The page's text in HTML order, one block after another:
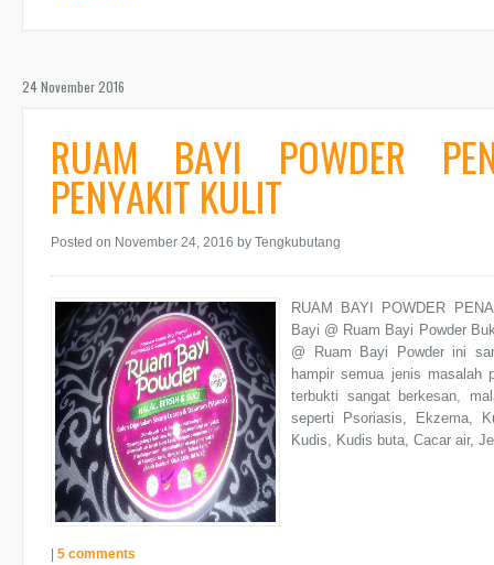
24 November 2016
RUAM BAYI POWDER
PENYAKIT KULIT
Posted on November 24, 2016 by Tengkubutang
RUAM BAYI POWDER
Bayi @ Ruam Bayi Powder
@ Ruam Bayi Powder ini
hampir semua jenis
terbukti sangat berkesan,
seperti Psoriasis, Ekzema,
Kudis, Kudis buta, Cacar air,
5 comments